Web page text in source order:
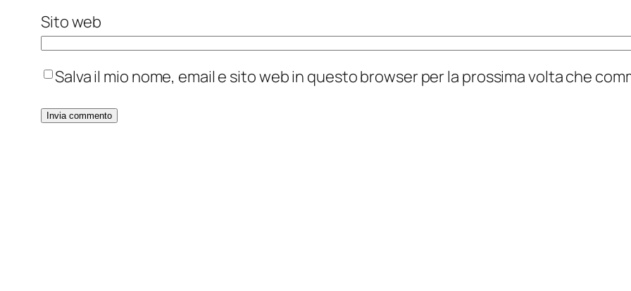
Sito web
Salva il mio nome, email e sito web in questo browser per la prossima volta che